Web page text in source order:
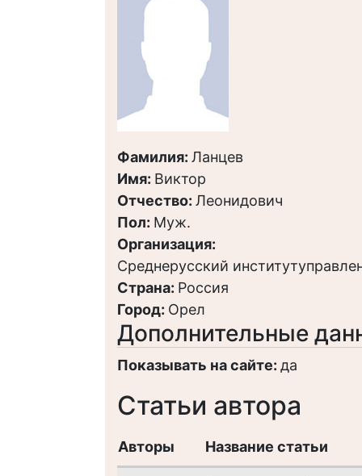
Фамилия: Ланцев
Имя: Виктор
Отчество: Леонидович
Пол: Муж.
Организация:
Среднерусский
Страна: Россия
Город: Орел
Дополнительные
Показывать на сайте: да
Статьи автора
Авторы Название статьи